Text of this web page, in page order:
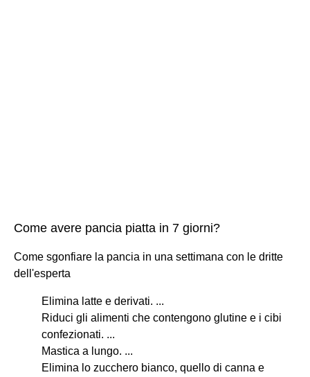
Come avere pancia piatta in 7 giorni?
Come sgonfiare la pancia in una settimana con le dritte
dell'esperta
Elimina latte e derivati. ...
Riduci gli alimenti che contengono glutine e i cibi
confezionati. ...
Mastica a lungo. ...
Elimina lo zucchero bianco, quello di canna e